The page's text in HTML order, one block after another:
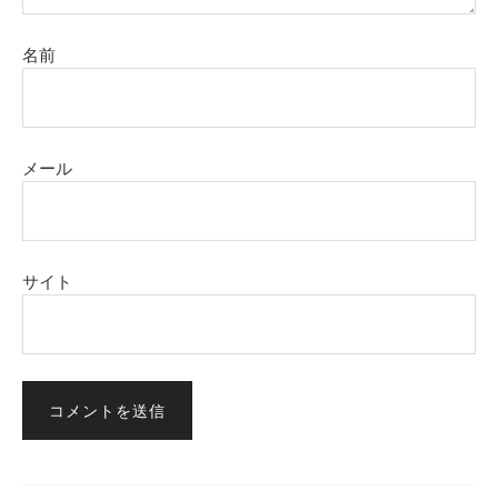
名前
メール
サイト